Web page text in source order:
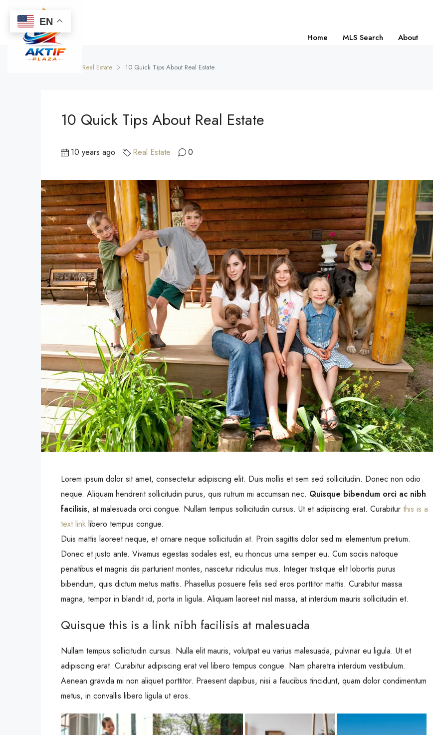
Home MLS Search About
Real Estate 10 Quick Tips About Real Estate
10 Quick Tips About Real Estate
10 years ago Real Estate 0
Lorem ipsum dolor sit amet, consectetur adipiscing elit. Duis mollis et sem sed sollicitudin. Donec non odio
neque. Aliquam hendrerit sollicitudin purus, quis rutrum mi accumsan nec. Quisque bibendum orci ac nibh
facilisis, at malesuada orci congue. Nullam tempus sollicitudin cursus. Ut et adipiscing erat. Curabitur this is a
text link libero tempus congue.
Duis mattis laoreet neque, et ornare neque sollicitudin at. Proin sagittis dolor sed mi elementum pretium.
Donec et justo ante. Vivamus egestas sodales est, eu rhoncus urna semper eu. Cum sociis natoque
penatibus et magnis dis parturient montes, nascetur ridiculus mus. Integer tristique elit lobortis purus
bibendum, quis dictum metus mattis. Phasellus posuere felis sed eros porttitor mattis. Curabitur massa
magna, tempor in blandit id, porta in ligula. Aliquam laoreet nisl massa, at interdum mauris sollicitudin et.
Quisque this is a link nibh facilisis at malesuada
Nullam tempus sollicitudin cursus. Nulla elit mauris, volutpat eu varius malesuada, pulvinar eu ligula. Ut et
adipiscing erat. Curabitur adipiscing erat vel libero tempus congue. Nam pharetra interdum vestibulum.
Aenean gravida mi non aliquet porttitor. Praesent dapibus, nisi a faucibus tincidunt, quam dolor condimentum
metus, in convallis libero ligula ut eros.
EN